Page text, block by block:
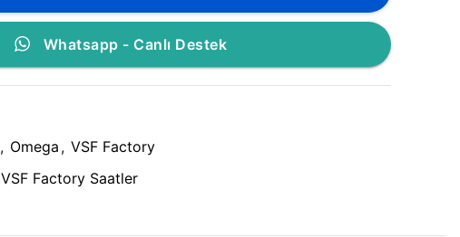
Whatsapp - Canlı Destek
, Omega , VSF Factory
VSF Factory Saatler